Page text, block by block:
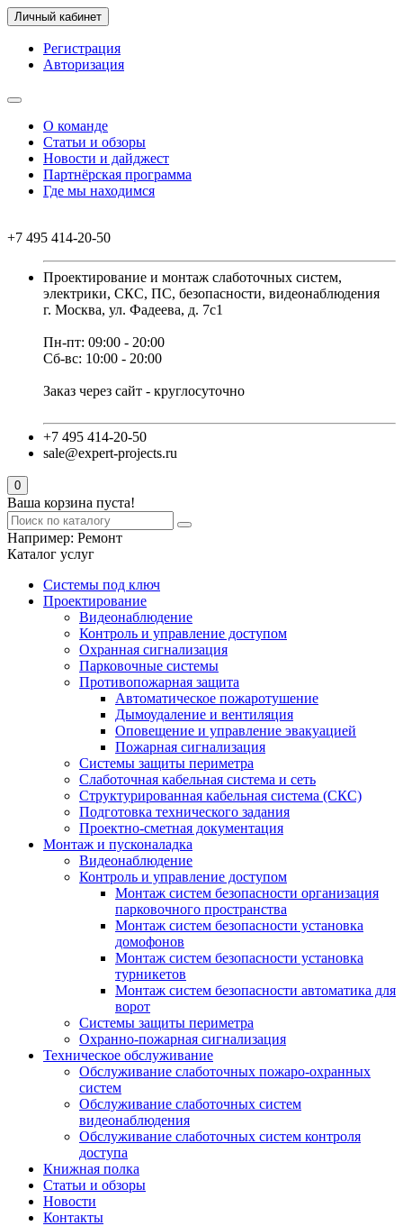
Личный кабинет
Регистрация
Авторизация
О команде
Статьи и обзоры
Новости и дайджест
Партнёрская программа
Где мы находимся
+7 495 414-20-50
Проектирование и монтаж слаботочных систем,
электрики, СКС, ПС, безопасности, видеонаблюдения
г. Москва, ул. Фадеева, д. 7с1
Пн-пт: 09:00 - 20:00
Сб-вс: 10:00 - 20:00
Заказ через сайт - круглосуточно
+7 495 414-20-50
sale@expert-projects.ru
0
Ваша корзина пуста!
Например: Ремонт
Каталог услуг
Системы под ключ
Проектирование
Видеонаблюдение
Контроль и управление доступом
Охранная сигнализация
Парковочные системы
Противопожарная защита
Автоматическое пожаротушение
Дымоудаление и вентиляция
Оповещение и управление эвакуацией
Пожарная сигнализация
Системы защиты периметра
Слаботочная кабельная система и сеть
Структурированная кабельная система (СКС)
Подготовка технического задания
Проектно-сметная документация
Монтаж и пусконаладка
Видеонаблюдение
Контроль и управление доступом
Монтаж систем безопасности организация
парковочного пространства
Монтаж систем безопасности установка
домофонов
Монтаж систем безопасности установка
турникетов
Монтаж систем безопасности автоматика для
ворот
Системы защиты периметра
Охранно-пожарная сигнализация
Техническое обслуживание
Обслуживание слаботочных пожаро-охранных
систем
Обслуживание слаботочных систем
видеонаблюдения
Обслуживание слаботочных систем контроля
доступа
Книжная полка
Статьи и обзоры
Новости
Контакты